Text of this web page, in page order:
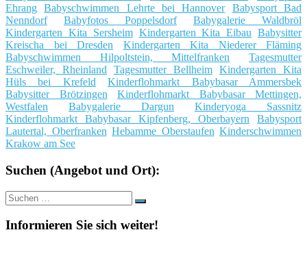
Ehrang
Babyschwimmen Lehrte bei Hannover
Babysport Bad
Nenndorf
Babyfotos Poppelsdorf
Babygalerie Waldbröl
Kindergarten Kita Sersheim Kindergarten Kita Eibau Babysitter
Kreischa bei Dresden
Kindergarten Kita Niederer Fläming
Babyschwimmen Hilpoltstein, Mittelfranken
Tagesmutter
Eschweiler, Rheinland
Tagesmutter Bellheim Kindergarten Kita
Hüls bei Krefeld
Kinderflohmarkt Babybasar Ammersbek
Babysitter Brötzingen
Kinderflohmarkt Babybasar Mettingen,
Westfalen
Babygalerie Dargun
Kinderyoga Sassnitz
Kinderflohmarkt Babybasar Kipfenberg, Oberbayern
Babysport
Lautertal, Oberfranken Hebamme Oberstaufen Kinderschwimmen
Krakow am See
Suchen (Angebot und Ort):
Suche
nach:
Suchen
Informieren Sie sich weiter!